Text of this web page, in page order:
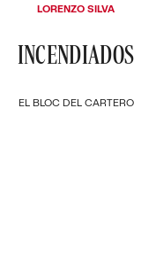
EL BLOC DEL CARTERO
INCENDIADOS
LORENZO SILVA